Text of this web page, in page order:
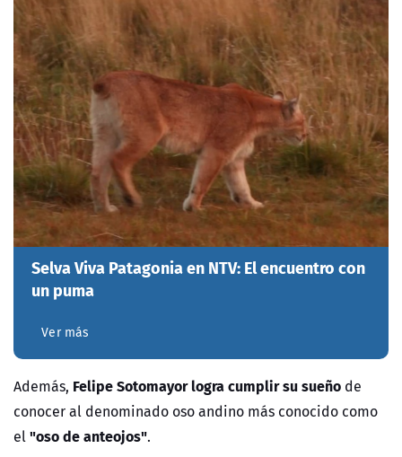
Selva Viva Patagonia en NTV: El encuentro con
un puma
Ver más
Además, Felipe Sotomayor logra cumplir su sueño de
conocer al denominado oso andino más conocido como
el"oso de anteojos".